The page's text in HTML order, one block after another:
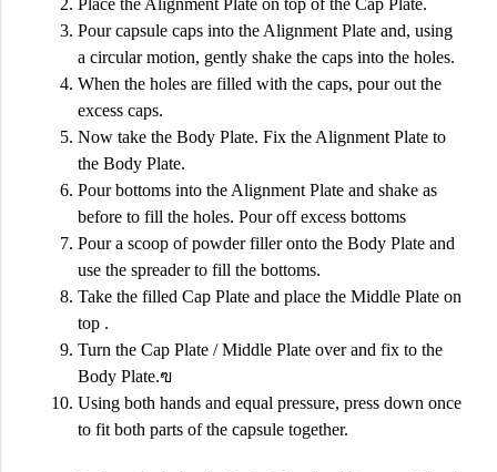
Place the Alignment Plate on top of the Cap Plate.
Pour capsule caps into the Alignment Plate and, using
a circular motion, gently shake the caps into the holes.
When the holes are filled with the caps, pour out the
excess caps.
Now take the Body Plate. Fix the Alignment Plate to
the Body Plate.
Pour bottoms into the Alignment Plate and shake as
before to fill the holes. Pour off excess bottoms
Pour a scoop of powder filler onto the Body Plate and
use the spreader to fill the bottoms.
Take the filled Cap Plate and place the Middle Plate on
top .
Turn the Cap Plate / Middle Plate over and fix to the
Body Plate.ฃ
Using both hands and equal pressure, press down once
to fit both parts of the capsule together.